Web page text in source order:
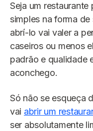
Seja um
simples na forma
abrí-lo vai valer a
caseiros ou menos
padrão e qualidade
aconchego.
Só não se esqueça
vai abrir um
ser absolutamente